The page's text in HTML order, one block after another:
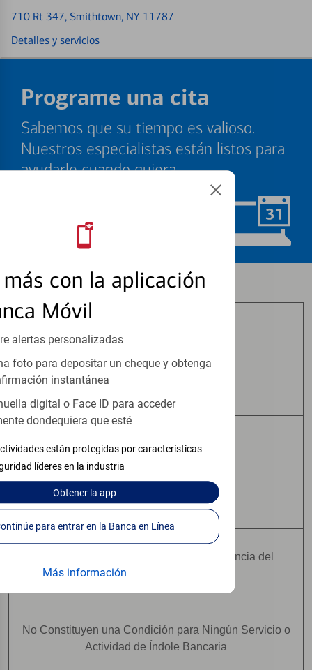
con la aplicación
Móvil
alertas personalizadas
foto para depositar un cheque y obtenga
instantánea
digital o Face ID para acceder
dondequiera que esté
están protegidas por características
líderes en la industria
Obtenerla app
Continúe para entrar en la Banca en Línea
Más información
710 Rt 347, Smithtown, NY 11787
Detalles y servicios
Programe una cita
Sabemos que su tiempo es valioso.
Nuestros especialistas están listos para
ayudarle cuando quiera.
Programar ahora
Los productos de inversión y seguros:
No Tienen Garantía Bancaria
Pueden Perder Valor
No Constituyen Depósitos
No Están Asegurados Por Ninguna Agencia del
Gobierno Federal
No Constituyen una Condición para Ningún Servicio o
Actividad de Índole Bancaria